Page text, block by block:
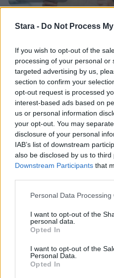
Stara - Do Not Process
If you wish to opt-out of the
processing of your personal or
targeted advertising by us,
section to confirm your
opt-out request is processed
interest-based ads based on
us or personal information
your opt-out. You may
disclosure of your personal
IAB’s list of downstream
also be disclosed by us to third
Downstream Participants that
Personal Data Processing
I want to opt-out of the
personal data.
Opted In
I want to opt-out of the
Personal Data.
Opted In
Työnantaja ei
ei maksettu
3
MATKAILU
Finnairin
matkustajille